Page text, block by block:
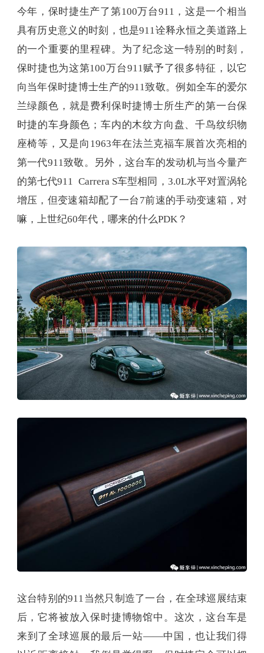
今年，保时捷生产了第100万台911，这是一个相当
具有历史意义的时刻，也是911诠释永恒之美道路上
的一个重要的里程碑。为了纪念这一特别的时刻，
保时捷也为这第100万台911赋予了很多特征，以它
向当年保时捷博士生产的911致敬。例如全车的爱尔
兰绿颜色，就是费利保时捷博士所生产的第一台保
时捷的车身颜色；车内的木纹方向盘、千鸟纹织物
座椅等，又是向1963年在法兰克福车展首次亮相的
第一代911致敬。另外，这台车的发动机与当今量产
的第七代911 Carrera S车型相同，3.0L水平对置涡轮
增压，但变速箱却配了一台7前速的手动变速箱，对
嘛，上世纪60年代，哪来的什么PDK？
这台特别的911当然只制造了一台，在全球巡展结束
后，它将被放入保时捷博物馆中。这次，这台车是
来到了全球巡展的最后一站——中国，也让我们得